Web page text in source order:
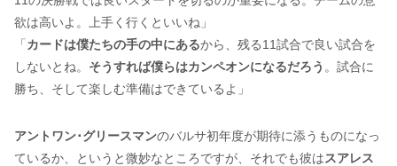
欲は高いよ。上手く行くといいね」
「 カードは僕たちの手の中にあるから、残る11試合で良い試合を
しないとね。 そうすれば僕らはカンペオンになるだろう 。試合に
勝ち、そして楽しむ準備はできているよ」
アントワン･グリースマンのバルサ初年度が期待に添うものになっ
ているか、というと微妙なところですが、それでも彼はスアレス